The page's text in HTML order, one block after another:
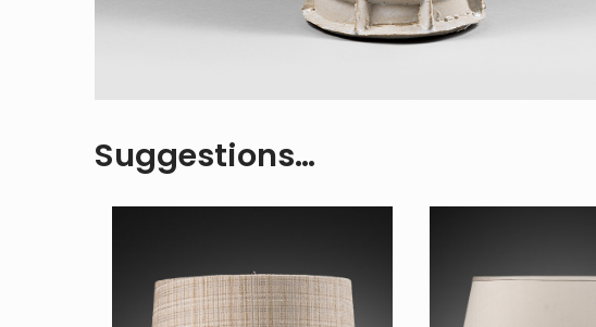
Suggestions…